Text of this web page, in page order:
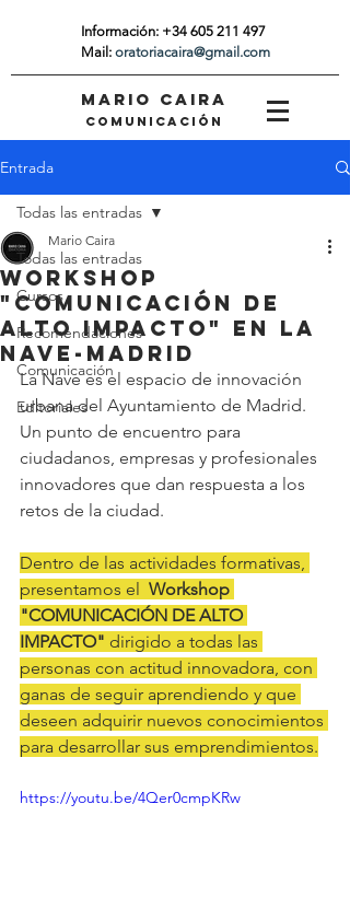
Información: +34 605 211 497
Mail: oratoriacaira@gmail.com
MARIO CAIRA
COMUNICACIÓN
Entrada
Todas las entradas
Cursos
Recomendaciones
Comunicación
Editoriales
Todas las entradas
Workshop
"Comunicación de
Alto Impacto" en La
Nave-Madrid
Mario Caira
La Nave es el espacio de innovación
urbana del Ayuntamiento de Madrid.
Un punto de encuentro para
ciudadanos, empresas y profesionales
innovadores que dan respuesta a los
retos de la ciudad.
Dentro de las actividades formativas,
presentamos el Workshop
"COMUNICACIÓN DE ALTO
IMPACTO" dirigido a todas las
personas con actitud innovadora, con
ganas de seguir aprendiendo y que
deseen adquirir nuevos conocimientos
para desarrollar sus emprendimientos.
https://youtu.be/4Qer0cmpKRw